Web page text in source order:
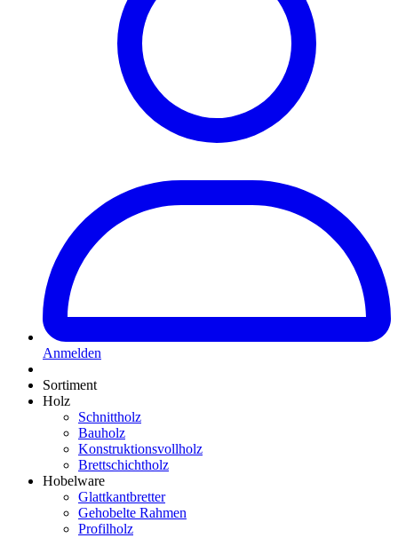
Anmelden
Sortiment
Holz
Schnittholz
Bauholz
Konstruktionsvollholz
Brettschichtholz
Hobelware
Glattkantbretter
Gehobelte Rahmen
Profilholz